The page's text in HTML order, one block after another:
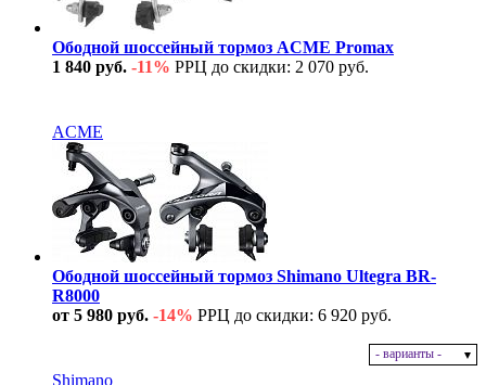
Ободной шоссейный тормоз ACME Promax
1 840 руб. -11% РРЦ до скидки: 2 070 руб.
ACME
Ободной шоссейный тормоз Shimano Ultegra BR-
R8000
от 5 980 руб. -14% РРЦ до скидки: 6 920 руб.
- варианты -
Shimano